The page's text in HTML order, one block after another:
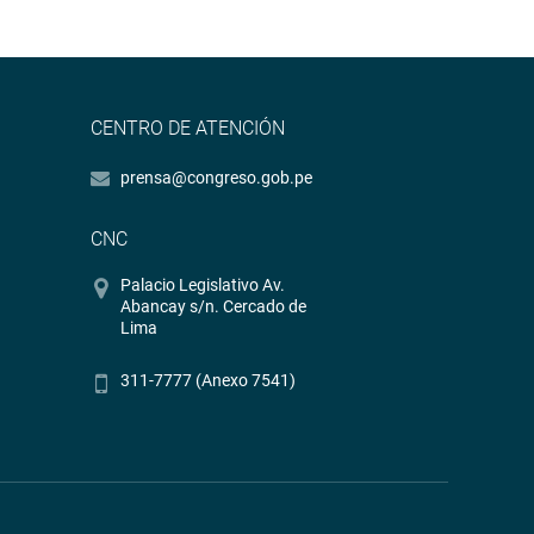
CENTRO DE ATENCIÓN
prensa@congreso.gob.pe
CNC
Palacio Legislativo Av.
Abancay s/n. Cercado de
Lima
311-7777 (Anexo 7541)